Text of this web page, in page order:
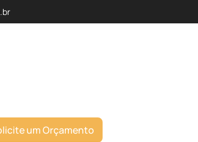
um Orçamento
Chame no WhatsApp